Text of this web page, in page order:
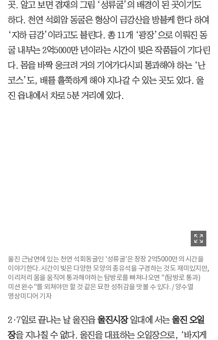
곳. 알고 보면 겸재의 그림 ‘성류굴’의 배경이 된 곳이기도
하다. 천연 석회암 동굴은 형상이 금강산을 방불케 한다 하여
‘지하 금강’이라고도 불린다. 총 11개 ‘광장’으로 이뤄진 동
굴 내부는 2억5000만 년이라는 시간이 빚은 작품들이 기다린
다. 몸을 바짝 웅크려 거의 기어가다시피 통과해야 하는 ‘난
코스’도, 배를 홀쭉하게 해야 지나갈 수 있는 곳도 있다. 울
진 읍내에서 차로 5분 거리에 있다.
울진 근남면에 있는 천연 석회동굴인 '성류굴'은 장장 2억5000만의 시간을
이야기한다. 시간이 빚은 다양한 모양의 종유석을 구경하는 것도 재미있지만,
이리저리 몸을 움직여 통과해야하는 탐방로를 빠져나오면 "(탐방로 통과)
미션 완수"를 외쳐야만 할 것 같은 묘한 성취감을 맛볼 수 있다. / 양수열
영상미디어 기자
2·7일로 끝나는 날 울진읍 울진시장일대에 서는 울진 오일
장을 지나칠 수 없다. 울진을 대표하는 오일장으로, ‘바지게